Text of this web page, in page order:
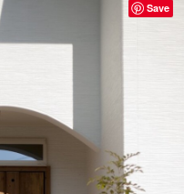
Save